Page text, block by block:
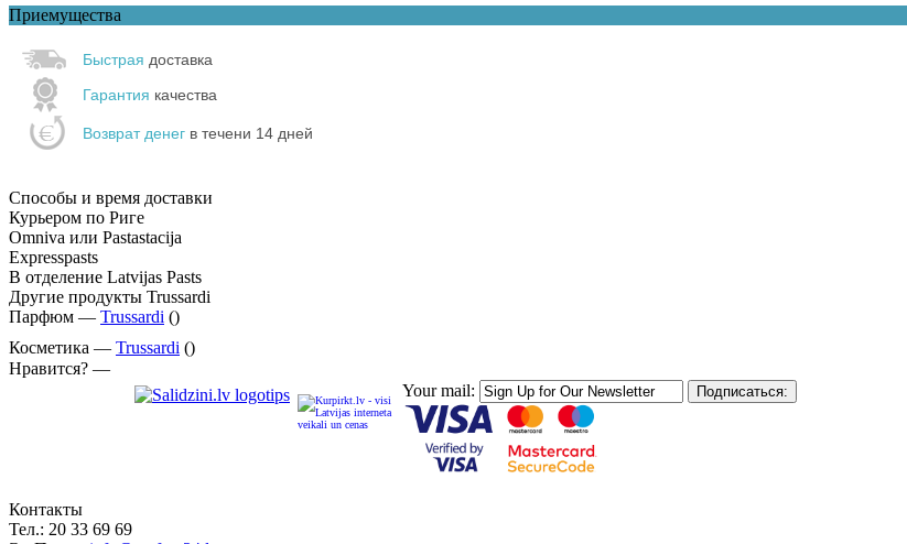
Приемущества
Быстрая доставка
Гарантия качества
Возврат денег в течени 14 дней
Способы и время доставки
Курьером по Риге
Omniva или Pastastacija
Expresspasts
В отделение Latvijas Pasts
Другие продукты Trussardi
Парфюм — Trussardi ()
Косметика — Trussardi ()
Нравится? —
Your mail:
Контакты
Тел.: 20 33 69 69